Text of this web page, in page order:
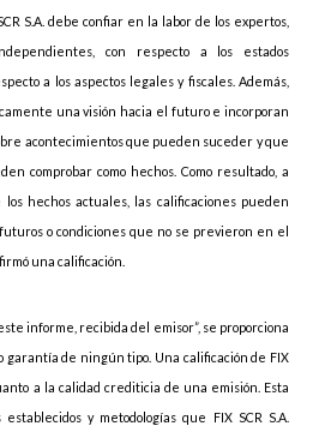
S.A. debe confiar en la labor de los expertos,
con respecto a los estados
a los aspectos legales y fiscales. Además,
una visión hacia el futuro e incorporan
acontecimientos que pueden suceder y que
comprobar como hechos. Como resultado, a
hechos actuales, las calificaciones pueden
o condiciones que no se previeron en el
una calificación.
informe, recibida del emisor”, se proporciona
de ningún tipo. Una calificación de FIX
a la calidad crediticia de una emisión. Esta
y metodologías que FIX SCR S.A.